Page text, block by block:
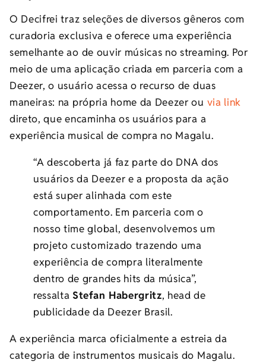
O Decifrei traz seleções de diversos gêneros com
curadoria exclusiva e oferece uma experiência
semelhante ao de ouvir músicas no streaming. Por
meio de uma aplicação criada em parceria com a
Deezer, o usuário acessa o recurso de duas
maneiras: na própria home da Deezer ou via link
direto, que encaminha os usuários para a
experiência musical de compra no Magalu.
“A descoberta já faz parte do DNA dos
usuários da Deezer e a proposta da ação
está super alinhada com este
comportamento. Em parceria com o
nosso time global, desenvolvemos um
projeto customizado trazendo uma
experiência de compra literalmente
dentro de grandes hits da música”,
ressaltaStefan Habergritz, head de
publicidade da Deezer Brasil.
A experiência marca oficialmente a estreia da
categoria de instrumentos musicais do Magalu.